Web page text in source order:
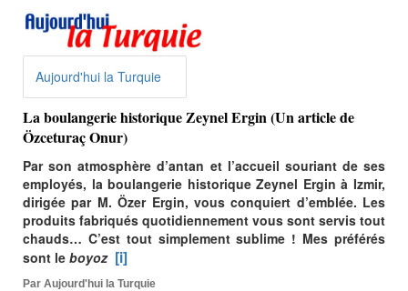
Aujourd'hui la Turquie
La boulangerie historique Zeynel Ergin (Un article de
Özceturaç Onur)
Par son atmosphère d’antan et l’accueil souriant de ses
employés, la boulangerie historique Zeynel Ergin à Izmir,
dirigée par M. Özer Ergin, vous conquiert d’emblée. Les
produits fabriqués quotidiennement vous sont servis tout
chauds… C’est tout simplement sublime ! Mes préférés
sont le boyoz [i]
Par Aujourd'hui la Turquie